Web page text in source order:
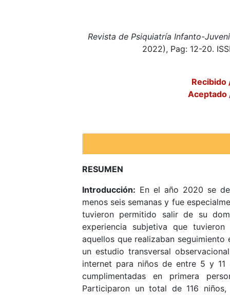
Revista de Psiquiatría Infanto-
2022), Pag: 12-20.
Recibido
Aceptado
RESUMEN
Introducción: En el año 2020 se
menos seis semanas y fue
tuvieron permitido salir de su
experiencia subjetiva que
aquellos que realizaban
un estudio transversal
internet para niños de entre 5 y 11
cumplimentadas en primera
Participaron un total de 116